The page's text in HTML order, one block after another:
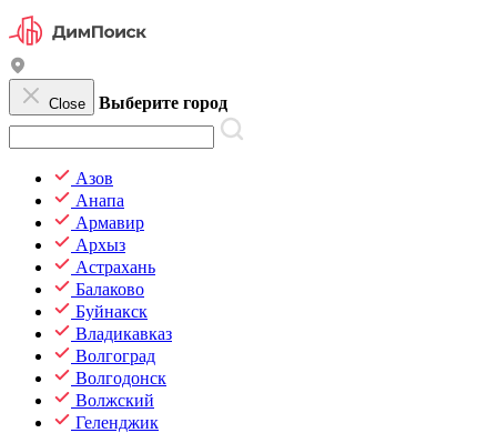
Close Выберите город
Азов
Анапа
Армавир
Архыз
Астрахань
Балаково
Буйнакск
Владикавказ
Волгоград
Волгодонск
Волжский
Геленджик